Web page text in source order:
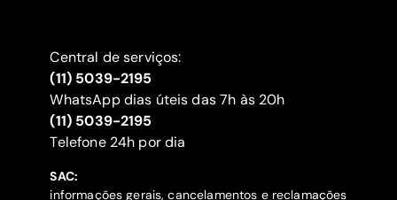
Central de serviços:
(11) 5039-2195
WhatsApp dias úteis das 7h às 20h
(11) 5039-2195
‍Telefone 24h por dia
SAC:
informações gerais, cancelamentos e reclamações